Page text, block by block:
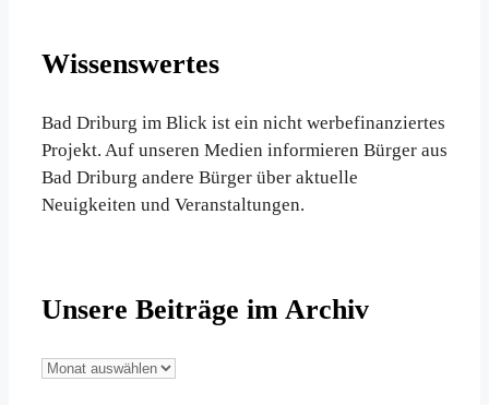
Wissenswertes
Bad Driburg im Blick ist ein nicht werbefinanziertes
Projekt. Auf unseren Medien informieren Bürger aus
Bad Driburg andere Bürger über aktuelle
Neuigkeiten und Veranstaltungen.
Unsere Beiträge im Archiv
Unsere